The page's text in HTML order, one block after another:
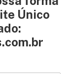
Único